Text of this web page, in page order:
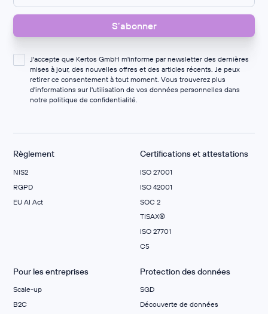
J'accepte que Kertos GmbH m'informe par newsletter des dernières
mises à jour, des nouvelles offres et des articles récents. Je peux
retirer ce consentement à tout moment. Vous trouverez plus
d'informations sur l'utilisation de vos données personnelles dans
notre politique de confidentialité.
Règlement
NIS2
RGPD
EU AI Act
Certifications et attestations
ISO 27001
ISO 42001
SOC 2
TISAX®
ISO 27701
C5
Pour les entreprises
Scale-up
B2C
Protection des données
SGD
Découverte de données